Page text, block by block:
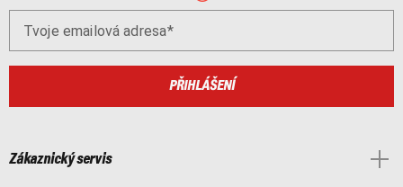
Tvoje emailová adresa
PŘIHLÁŠENÍ
Zákaznický servis